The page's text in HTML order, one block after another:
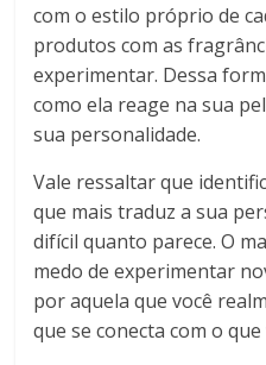
com o estilo próprio de
produtos com as
experimentar. Dessa
como ela reage na sua
sua personalidade.
Vale ressaltar que
que mais traduz a sua
difícil quanto parece. O
medo de experimentar
por aquela que você
que se conecta com o